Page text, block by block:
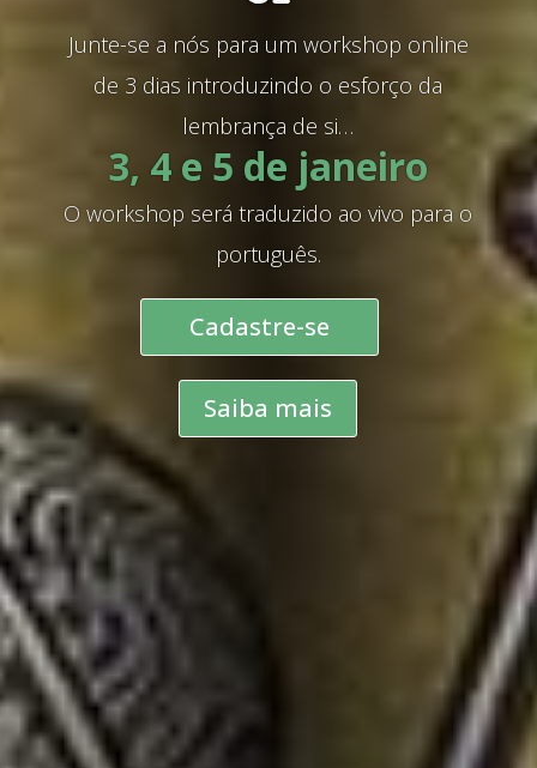
Junte-se a nós para um workshop online
de 3 dias introduzindo o esforço da
lembrança de si…
3, 4 e 5 de janeiro
O workshop será traduzido ao vivo para o
português.
Cadastre-se
Saiba mais